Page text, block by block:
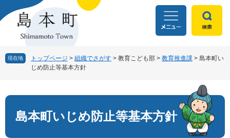
ー
ニ
本
現在地 トップページ > 組織でさがす > 教育こども部 > 教育推進課 > 島本町い
じめ防止等基本方針
文
島本町いじめ防止等基本方針